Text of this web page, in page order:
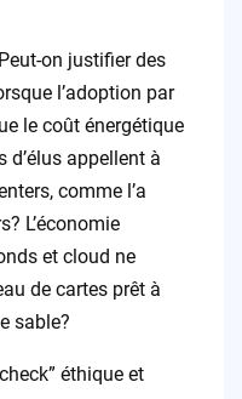
on justifier des
l’adoption par
le coût énergétique
d’élus appellent à
comme l’a
L’économie
et cloud ne
de cartes prêt à
sable?
éthique et